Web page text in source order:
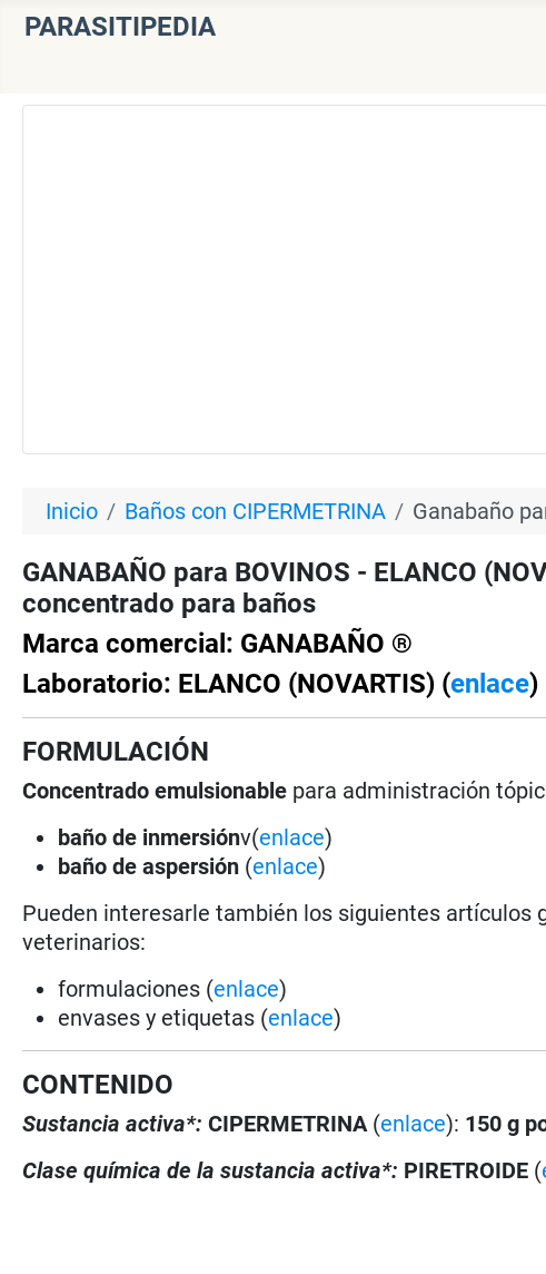
PARASITIPEDIA
Inicio Baños con CIPERMETRINA Ganabaño
GANABAÑO para BOVINOS - ELANCO
concentrado para baños
Marca comercial: GANABAÑO ®
Laboratorio: ELANCO (NOVARTIS) (enlace)
FORMULACIÓN
Concentrado emulsionable para administración
baño de inmersiónv(enlace)
baño de aspersión (enlace)
Pueden interesarle también los siguientes
veterinarios:
formulaciones (enlace)
envases y etiquetas (enlace)
CONTENIDO
Sustancia activa*:CIPERMETRINA (enlace): 150 g
Clase química de la sustancia activa*: PIRETROIDE (